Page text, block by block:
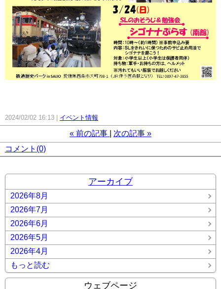
2024/02/02 16:13 イベント情報
« 前の記事 次の記事 »
コメント(0)
アーカイブ
2026年8月
2026年7月
2026年6月
2026年5月
2026年4月
もっと読む
ウェブページ